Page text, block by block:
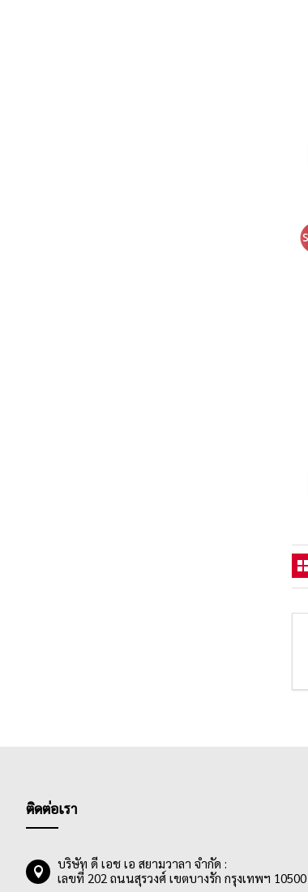
ติดต่อเรา
บริษัท ดี เอช เอ สยามวาลา จำกัด :
เลขที่ 202 ถนนสุรวงศ์ เขตบางรัก กรุงเทพฯ 10500